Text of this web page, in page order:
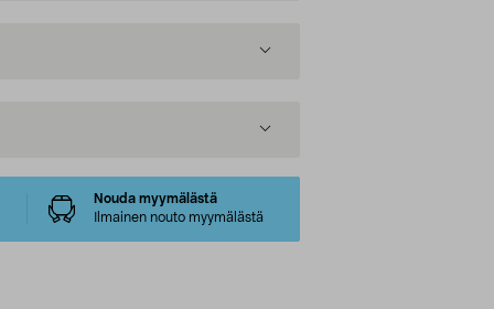
Nouda myymälästä
Ilmainen nouto myymälästä